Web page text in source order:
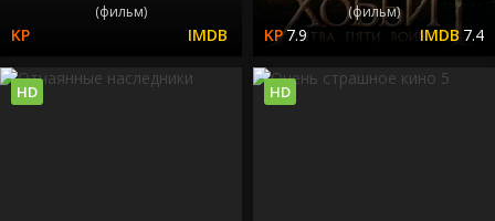
(фильм) (фильм)
7.9 7.4
HD HD